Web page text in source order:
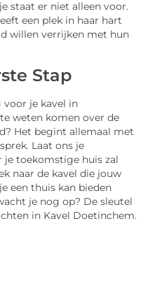
staat er niet alleen voor.
een plek in haar hart
willen verrijken met hun
Stap
voor je kavel in
weten komen over de
Het begint allemaal met
Laat ons je
je toekomstige huis zal
naar de kavel die jouw
een thuis kan bieden
je nog op? De sleutel
in Kavel Doetinchem.